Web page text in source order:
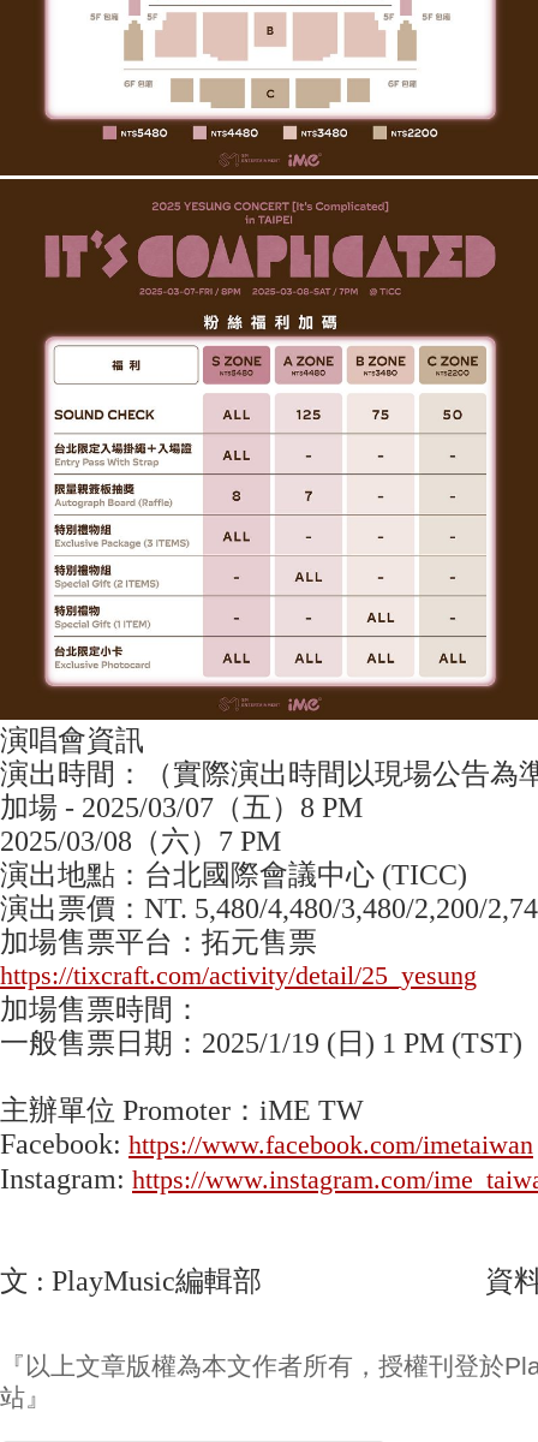
演唱會資訊
演出時間：（實際演出時間以現場公告為
加場 - 2025/03/07（五）8 PM
2025/03/08（六）7 PM
演出地點：台北國際會議中心 (TICC)
演出票價：NT. 5,480/4,480/3,480/2,200/
加場售票平台：拓元售票
https://tixcraft.com/activity/detail/25_yesung
加場售票時間：
一般售票日期：2025/1/19 (日) 1 PM (TST)
主辦單位 Promoter：iME TW
Facebook: https://www.facebook.com/imetaiwan
Instagram: https://www.instagram.com/
文 : PlayMusic編輯部 資料/照
『以上文章版權為本文作者所有，授權刊登於
站』